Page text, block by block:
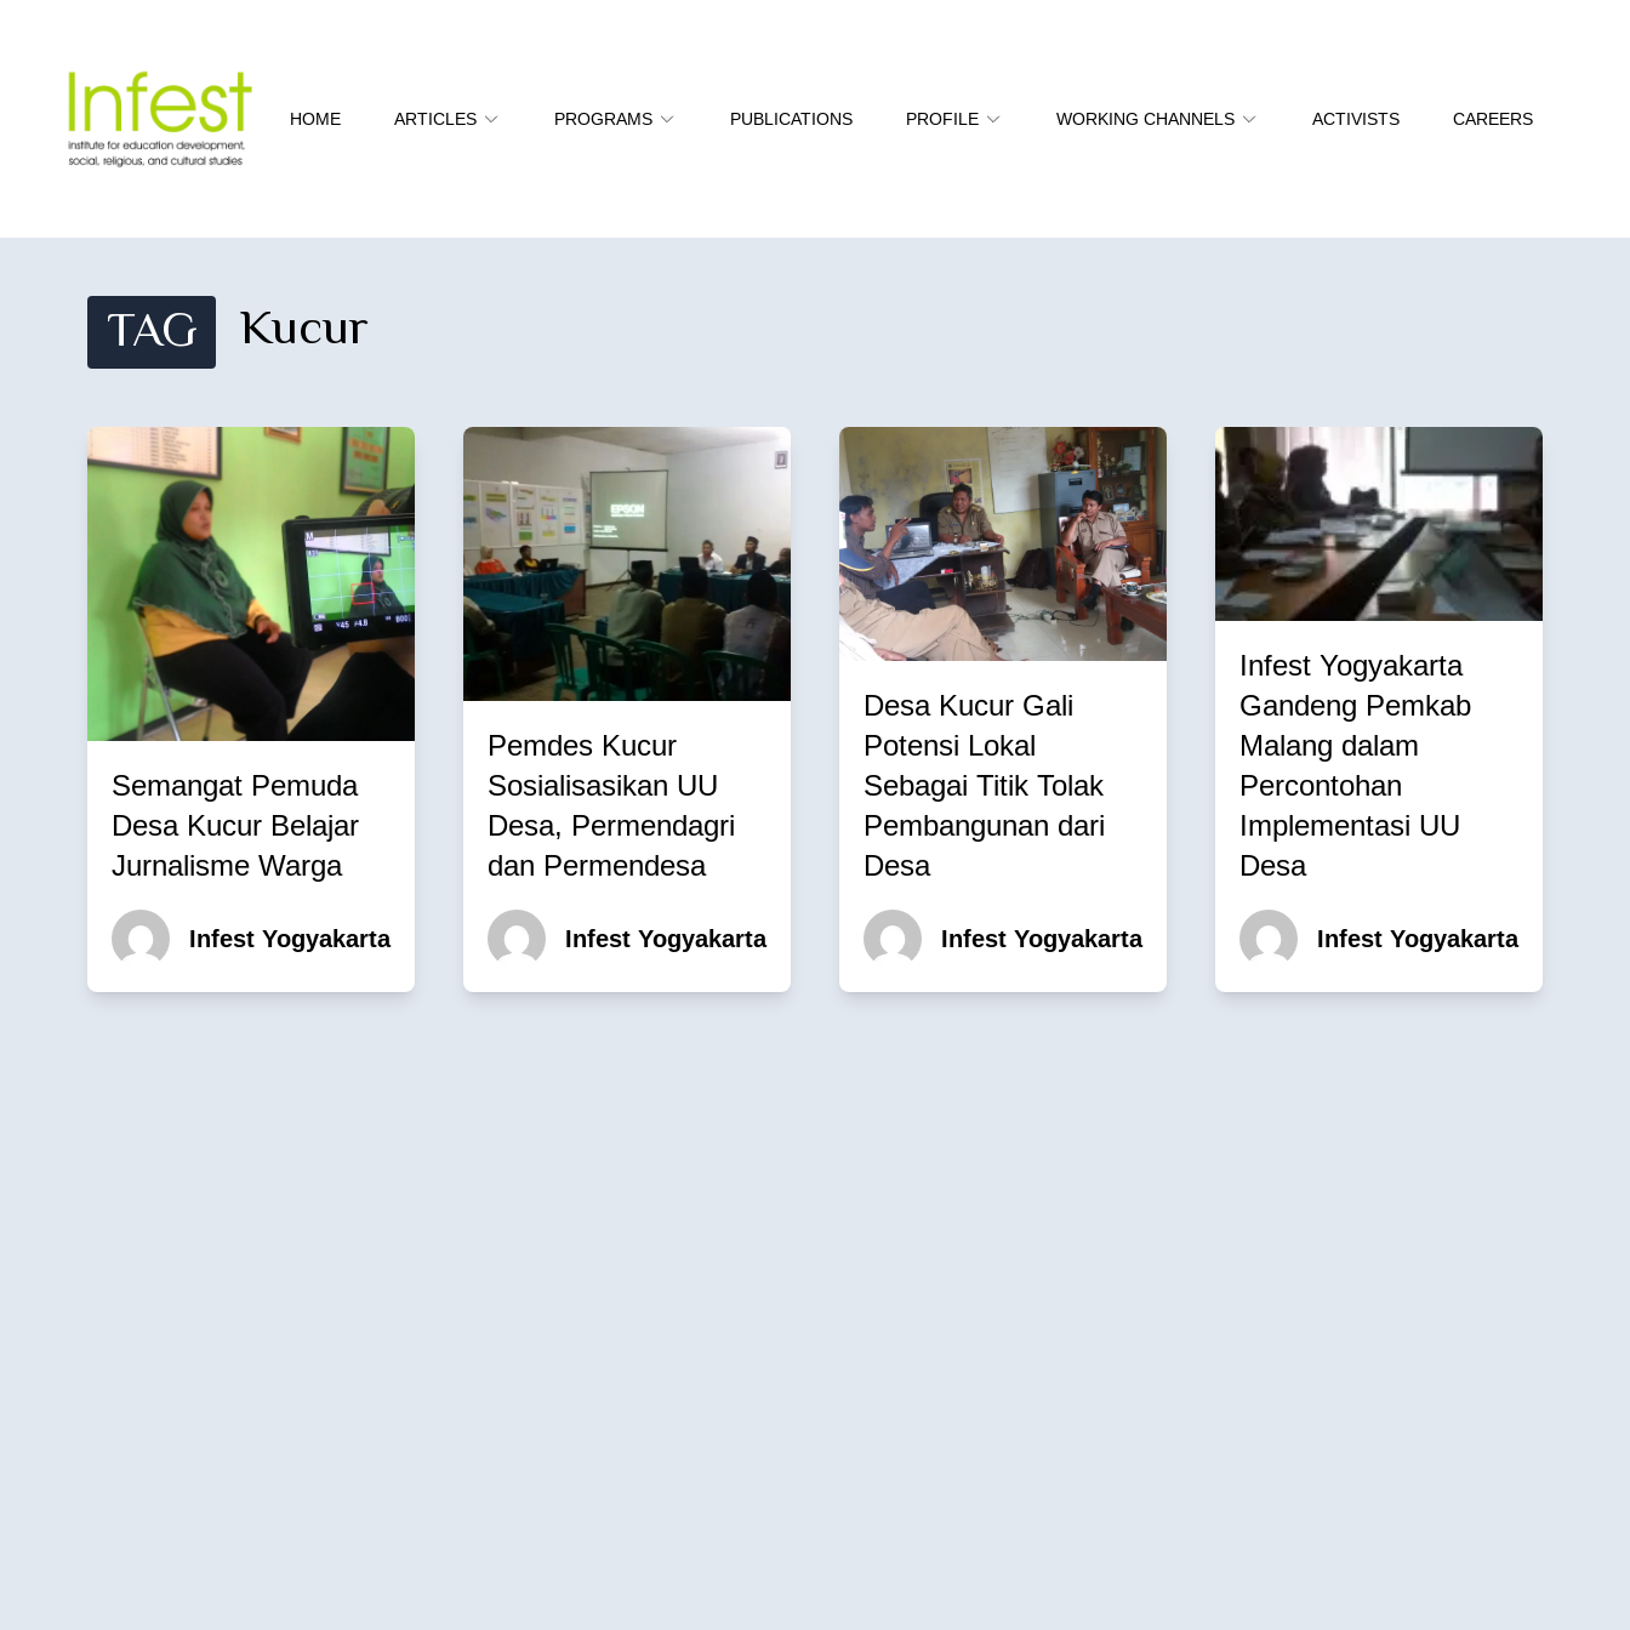
HOME ARTICLES PROGRAMS PUBLICATIONS PROFILE WORKING CHANNELS ACTIVISTS CAREERS
TAG Kucur
Semangat Pemuda
Desa Kucur Belajar
Jurnalisme Warga
Infest Yogyakarta
Pemdes Kucur
Sosialisasikan UU
Desa, Permendagri
dan Permendesa
Infest Yogyakarta
Desa Kucur Gali
Potensi Lokal
Sebagai Titik Tolak
Pembangunan dari
Desa
Infest Yogyakarta
Infest Yogyakarta
Gandeng Pemkab
Malang dalam
Percontohan
Implementasi UU
Desa
Infest Yogyakarta